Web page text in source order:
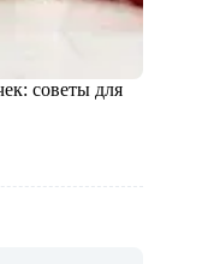
советы для